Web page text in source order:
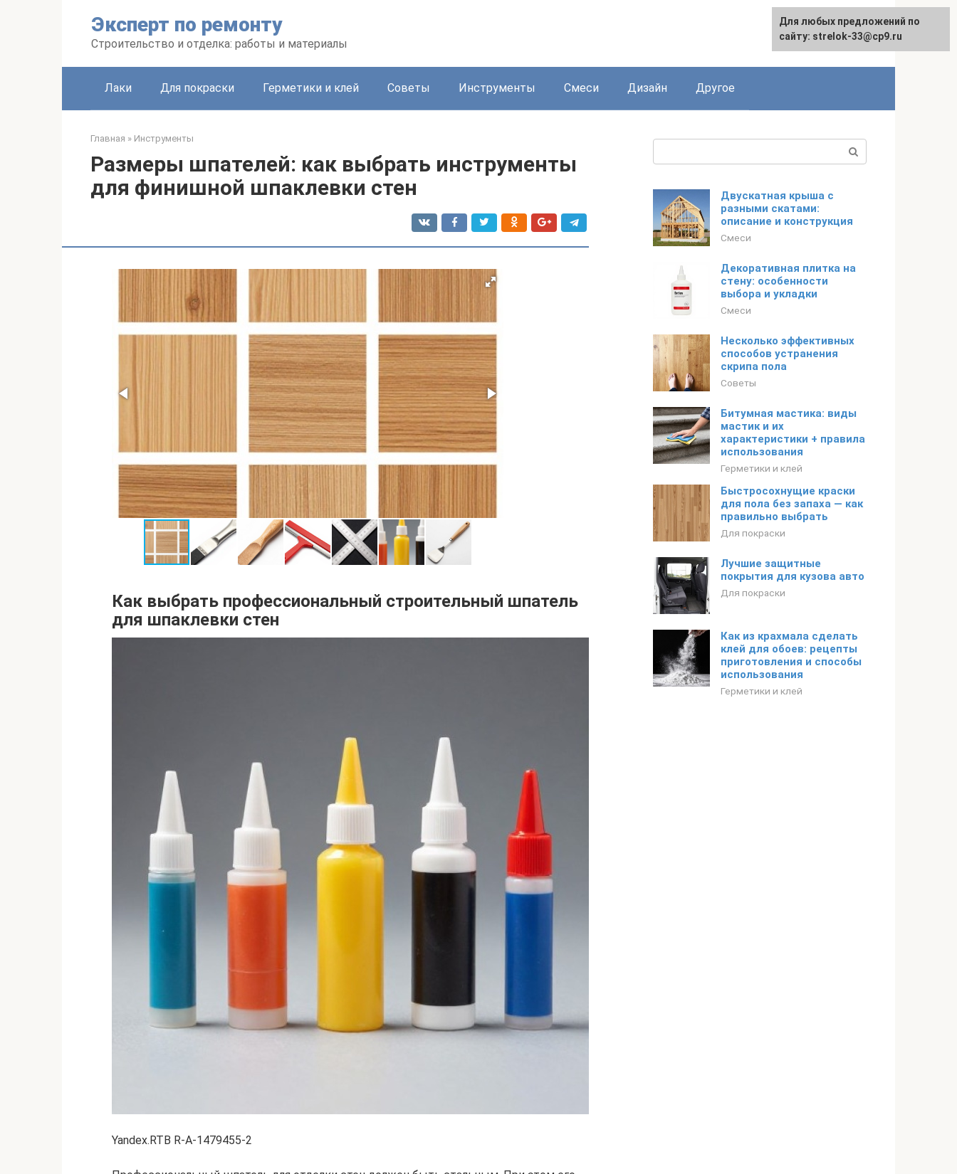
Эксперт по ремонту
Строительство и отделка: работы и материалы
Лаки Для покраски Герметики и клей Советы Инструменты Смеси Дизайн Другое
Главная » Инструменты
Размеры шпателей: как выбрать инструменты
для финишной шпаклевки стен
Как выбрать профессиональный строительный шпатель
для шпаклевки стен
Yandex.RTB R-A-1479455-2
Двускатная крыша с
разными скатами:
описание и конструкция
Смеси
Декоративная плитка на
стену: особенности
выбора и укладки
Смеси
Несколько эффективных
способов устранения
скрипа пола
Советы
Битумная мастика: виды
мастик и их
характеристики + правила
использования
Герметики и клей
Быстросохнущие краски
для пола без запаха — как
правильно выбрать
Для покраски
Лучшие защитные
покрытия для кузова авто
Для покраски
Как из крахмала сделать
клей для обоев: рецепты
приготовления и способы
использования
Герметики и клей
Для любых предложений по
сайту: strelok-33@cp9.ru
Для любых предложений по
сайту: strelok-33@cp9.ru